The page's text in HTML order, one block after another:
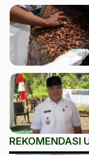
REKOMENDASI